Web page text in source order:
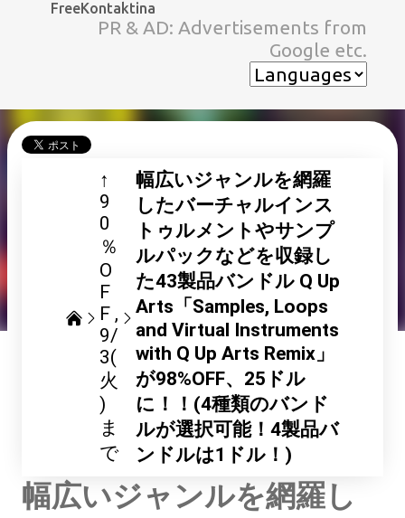
スキップしてメイン コンテンツに移動
FreeKontaktina
PR & AD: Advertisements from
Google etc.
↑
9
0
％
O
F
F
9/
3(
火
)
ま
で
幅広いジャンルを網羅
したバーチャルインス
トゥルメントやサンプ
ルパックなどを収録し
た43製品バンドル Q Up
Arts「Samples, Loops
and Virtual Instruments
with Q Up Arts Remix」
が98%OFF、25ドル
に！！(4種類のバンド
ルが選択可能！4製品バ
ンドルは1ドル！)
幅広いジャンルを網羅し